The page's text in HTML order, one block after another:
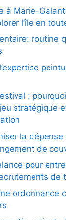
à Marie-
l’île en
routine
:
stratégique
la dépense
de
pour
de
ordonnance